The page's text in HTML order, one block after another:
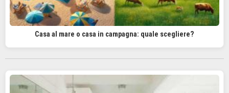
Casa al mare o casa in campagna: quale scegliere?